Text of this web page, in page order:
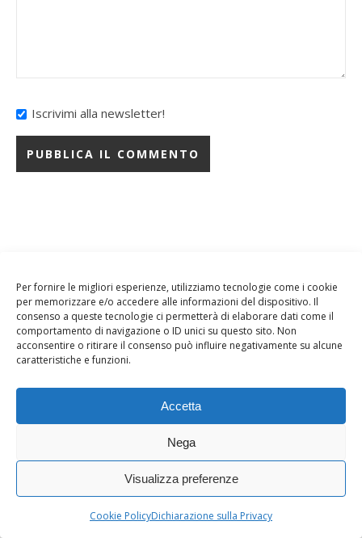
Per fornire le migliori esperienze, utilizziamo tecnologie come i cookie
per memorizzare e/o accedere alle informazioni del dispositivo. Il
consenso a queste tecnologie ci permetterà di elaborare dati come il
comportamento di navigazione o ID unici su questo sito. Non
acconsentire o ritirare il consenso può influire negativamente su alcune
caratteristiche e funzioni.
Accetta
Nega
Visualizza preferenze
Cookie PolicyDichiarazione sulla Privacy
Iscrivimi alla newsletter!